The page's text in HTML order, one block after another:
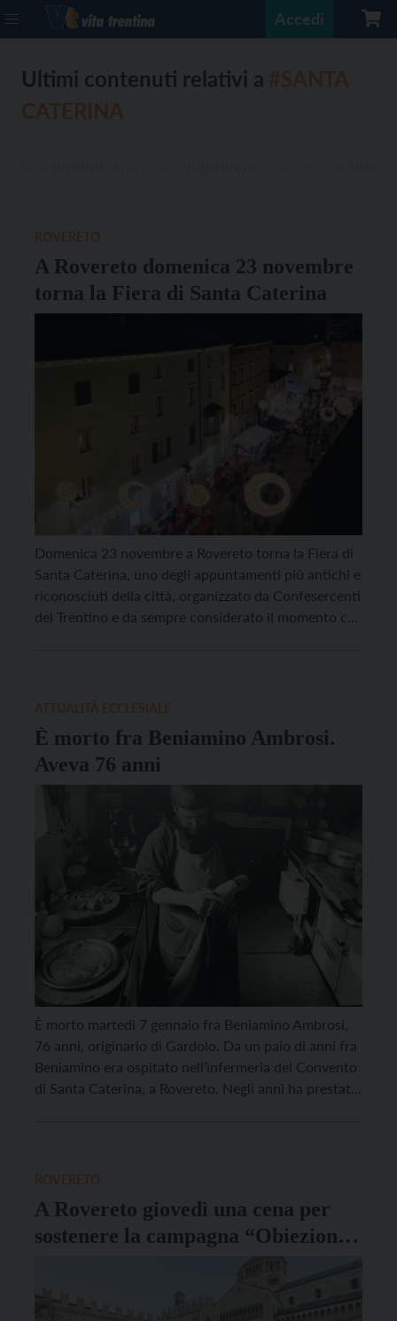
Accedi
Ultimi contenuti relativi a
A Rovereto domenica 23 novembre
torna la Fiera di Santa Caterina
Domenica 23 novembre a Rovereto torna la Fiera di
Santa Caterina, uno degli appuntamenti più antichi e
riconosciuti della città, organizzato da Confesercenti
del Trentino e da sempre considerato il momento che
È morto fra Beniamino Ambrosi.
Aveva 76 anni
È morto martedì 7 gennaio fra Beniamino Ambrosi,
76 anni, originario di Gardolo. Da un paio di anni fra
Beniamino era ospitato nell’infermeria del Convento
di Santa Caterina, a Rovereto. Negli anni ha prestato
A Rovereto giovedì una cena per
sostenere la campagna “Obiezione